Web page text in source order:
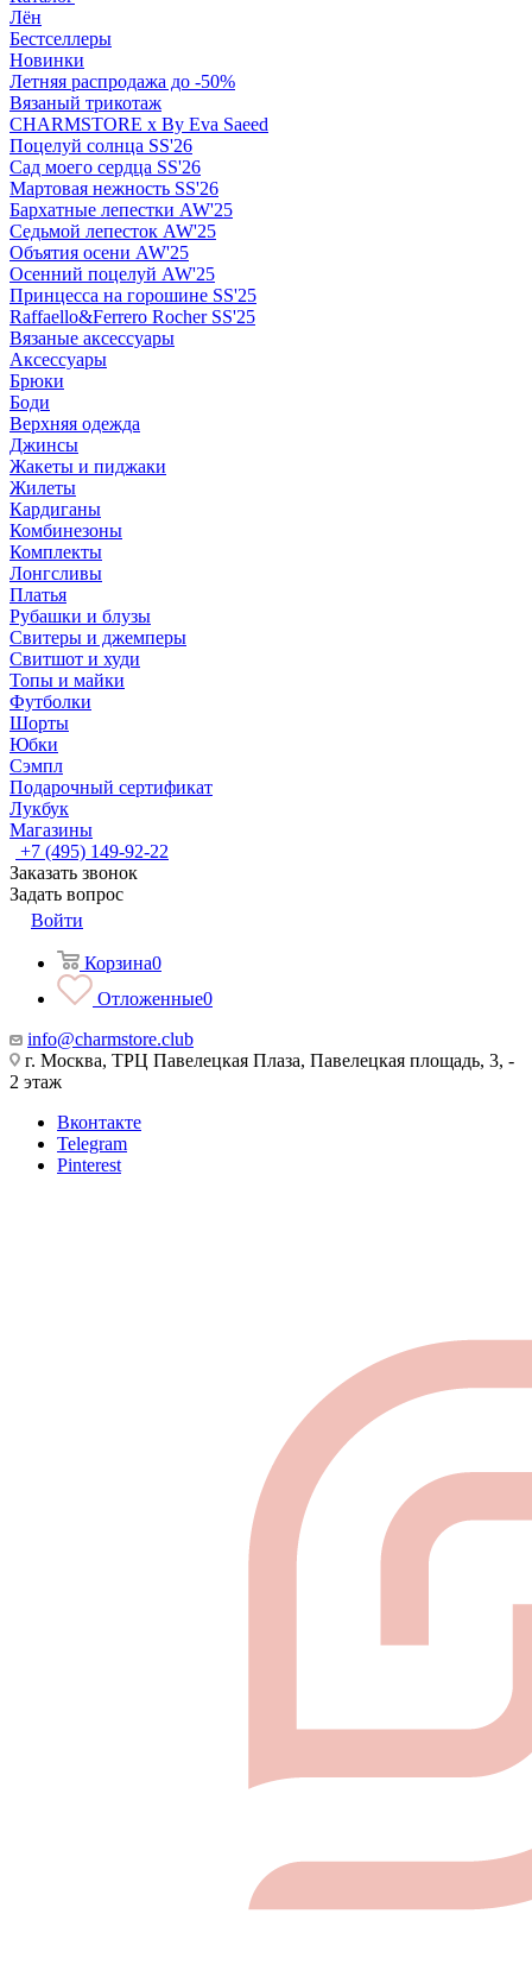
Лён
Бестселлеры
Новинки
Летняя распродажа до -50%
Вязаный трикотаж
CHARMSTORE х By Eva Saeed
Поцелуй солнца SS'26
Сад моего сердца SS'26
Мартовая нежность SS'26
Бархатные лепестки AW'25
Седьмой лепесток AW'25
Объятия осени AW'25
Осенний поцелуй AW'25
Принцесса на горошине SS'25
Raffaello&Ferrero Rocher SS'25
Вязаные аксессуары
Аксессуары
Брюки
Боди
Верхняя одежда
Джинсы
Жакеты и пиджаки
Жилеты
Кардиганы
Комбинезоны
Комплекты
Лонгсливы
Платья
Рубашки и блузы
Свитеры и джемперы
Свитшот и худи
Топы и майки
Футболки
Шорты
Юбки
Сэмпл
Подарочный сертификат
Лукбук
Магазины
+7 (495) 149-92-22
Заказать звонок
Задать вопрос
Войти
Корзина0
Отложенные0
info@charmstore.club
г. Москва, ТРЦ Павелецкая Плаза, Павелецкая площадь, 3, -
2 этаж
Вконтакте
Telegram
Pinterest